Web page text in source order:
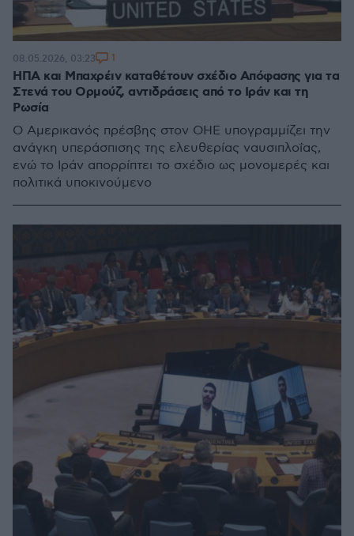
ΗΠΑ και Μπαχρέιν καταθέτουν σχέδιο Απόφασης για τα
Στενά του Ορμούζ, αντιδράσεις από το Ιράν και τη
Ρωσία
Ο Αμερικανός πρέσβης στον ΟΗΕ υπογραμμίζει την
ανάγκη υπεράσπισης της ελευθερίας ναυσιπλοΐας,
ενώ το Ιράν απορρίπτει το σχέδιο ως μονομερές και
πολιτικά υποκινούμενο
08.05.2026, 03:23 1